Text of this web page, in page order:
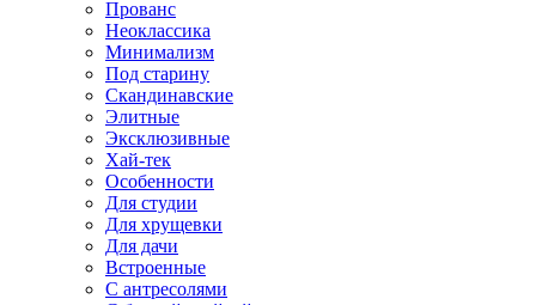
Прованс
Неоклассика
Минимализм
Под старину
Скандинавские
Элитные
Эксклюзивные
Хай-тек
Особенности
Для студии
Для хрущевки
Для дачи
Встроенные
С антресолями